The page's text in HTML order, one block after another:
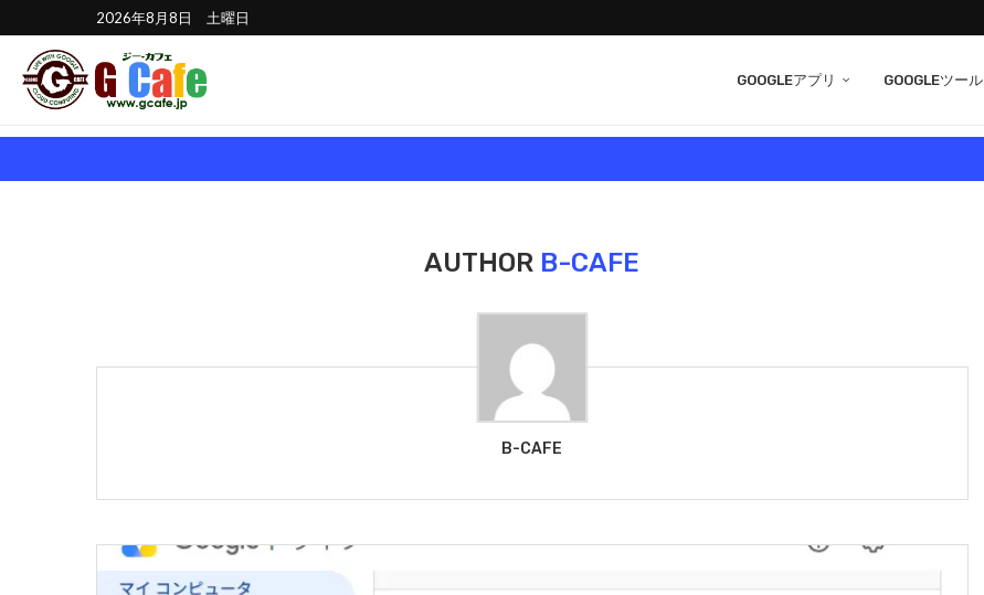
2026年8月8日 土曜日
GOOGLEアプリ GOOGLEツール
AUTHOR B-CAFE
B-CAFE